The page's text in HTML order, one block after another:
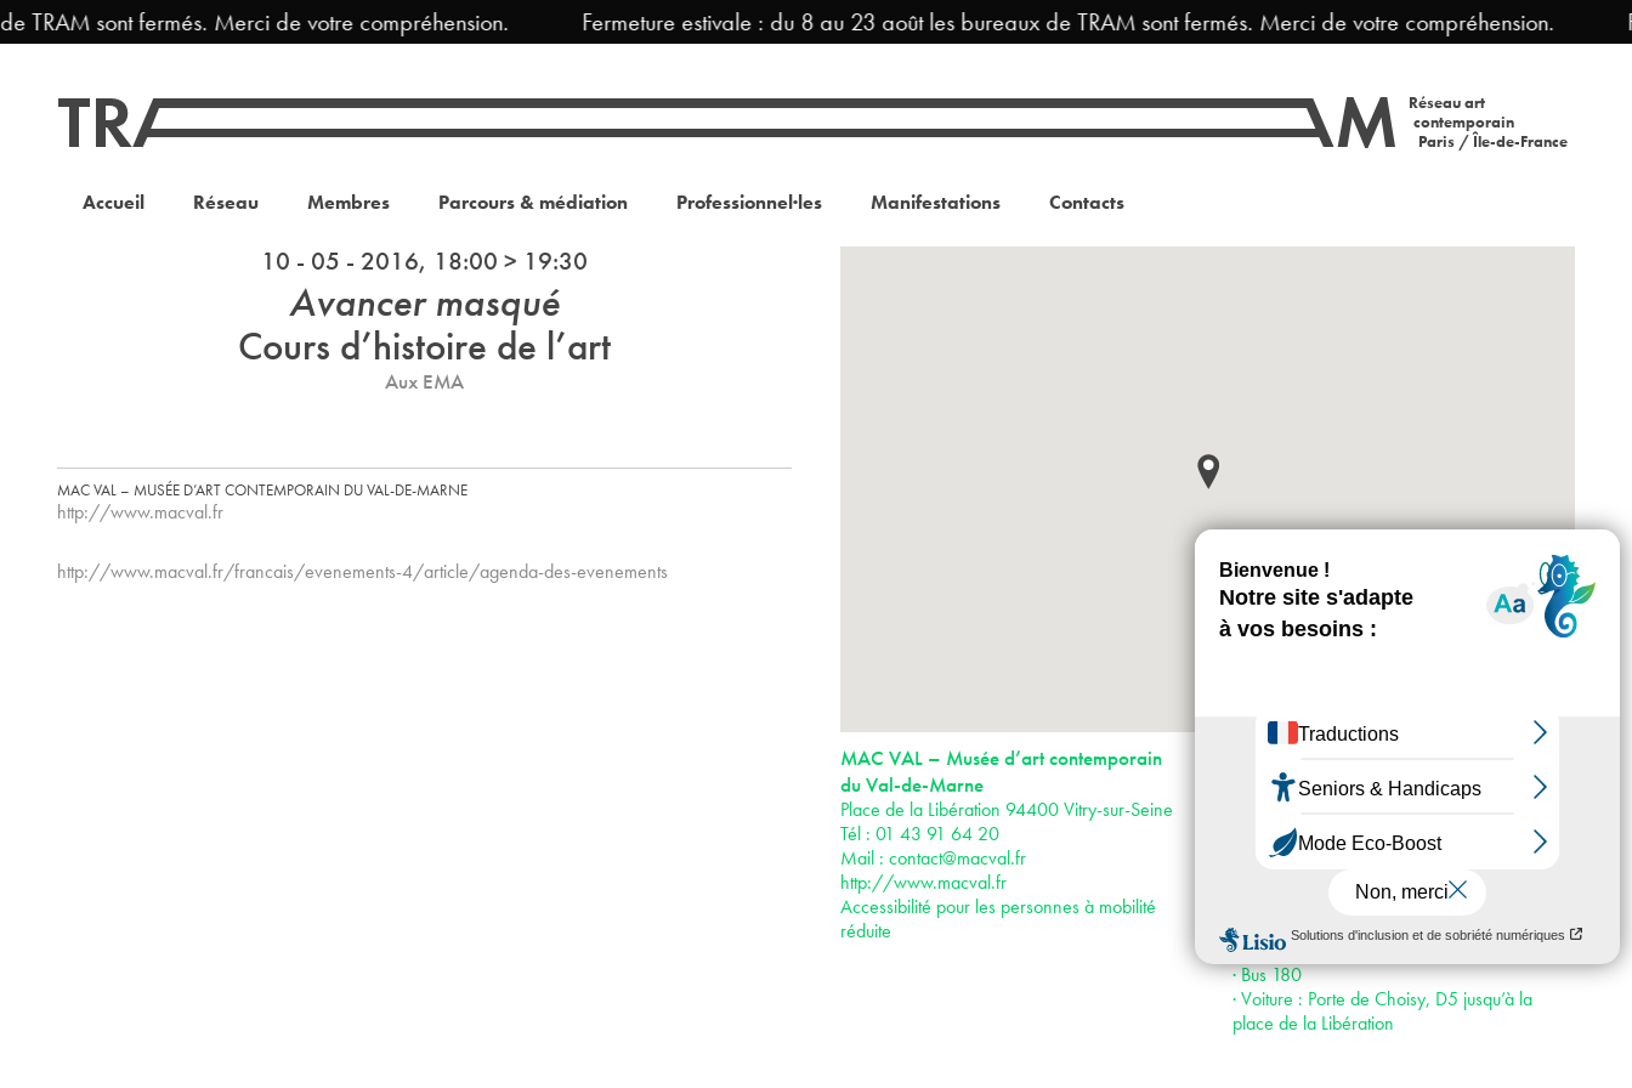
sont fermés. Merci de votre compréhension. Fermeture estivale : du 8 au 23 août les bureaux de TRAM sont fermés. Merci de votre compréhension.
Réseau art
contemporain
Paris / Île-de-France
Accueil Réseau Membres Parcours & médiation Professionnel·les Manifestations Contacts
10 - 05 - 2016, 18:00 > 19:30
Avancer masqué
Cours d’histoire de l’art
Aux EMA
MAC VAL – MUSÉE D’ART CONTEMPORAIN DU VAL-DE-MARNE
http://www.macval.fr
http://www.macval.fr/francais/evenements-4/article/agenda-des-evenements
MAC VAL – Musée d’art contemporain
du Val-de-Marne
Place de la Libération 94400 Vitry-sur-Seine
Tél : 01 43 91 64 20
Mail : contact@macval.fr
http://www.macval.fr
Accessibilité pour les personnes à mobilité
réduite
11h à 18h
Tarifs : Tarif Plein : 5€, Tarif Réduit : 2,5€,
gratuité sous conditions et les 1ers dimanches
de chaque mois
· RER C
· Tram T9 et T3
· Bus 180
· Voiture : Porte de Choisy, D5 jusqu’à la
place de la Libération